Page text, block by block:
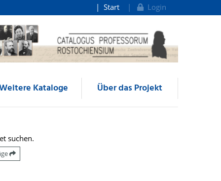
Start Login
Kataloge Über das Projekt
suchen.